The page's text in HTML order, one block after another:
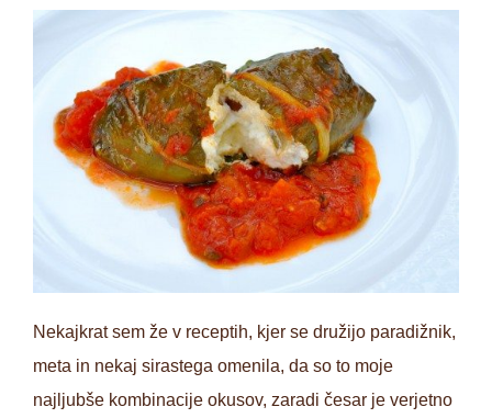
Nekajkrat sem že v receptih, kjer se družijo paradižnik,
meta in nekaj sirastega omenila, da so to moje
najljubše kombinacije okusov, zaradi česar je verjetno